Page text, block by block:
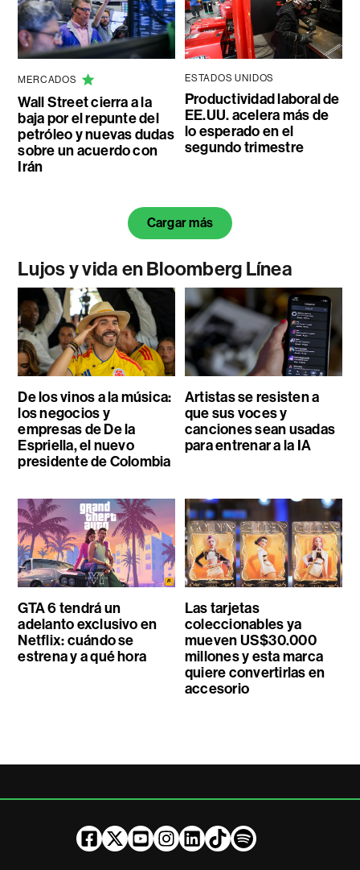
MERCADOS
Wall Street cierra a la
baja por el repunte del
petróleo y nuevas dudas
sobre un acuerdo con
Irán
ESTADOS UNIDOS
Productividad laboral de
EE.UU. acelera más de
lo esperado en el
segundo trimestre
Cargar más
Lujos y vida en Bloomberg Línea
De los vinos a la música:
los negocios y
empresas de De la
Espriella, el nuevo
presidente de Colombia
Artistas se resisten a
que sus voces y
canciones sean usadas
para entrenar a la IA
GTA 6 tendrá un
adelanto exclusivo en
Netflix: cuándo se
estrena y a qué hora
Las tarjetas
coleccionables ya
mueven US$30.000
millones y esta marca
quiere convertirlas en
accesorio